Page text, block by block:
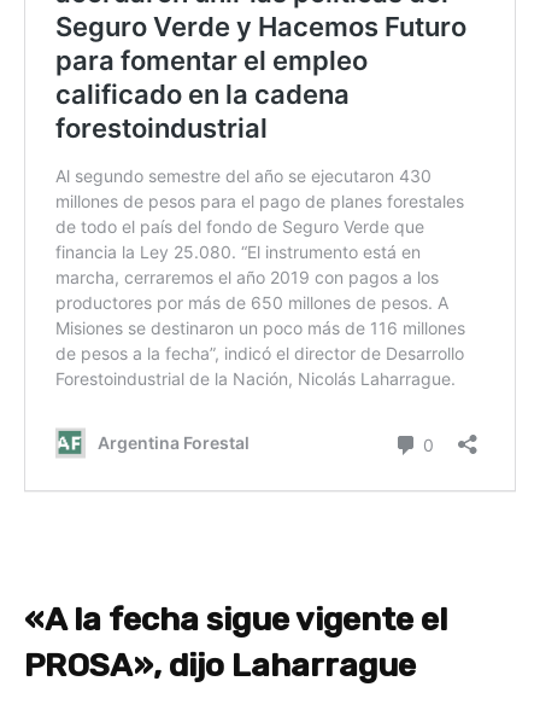
«A la fecha sigue vigente el
PROSA», dijo Laharrague